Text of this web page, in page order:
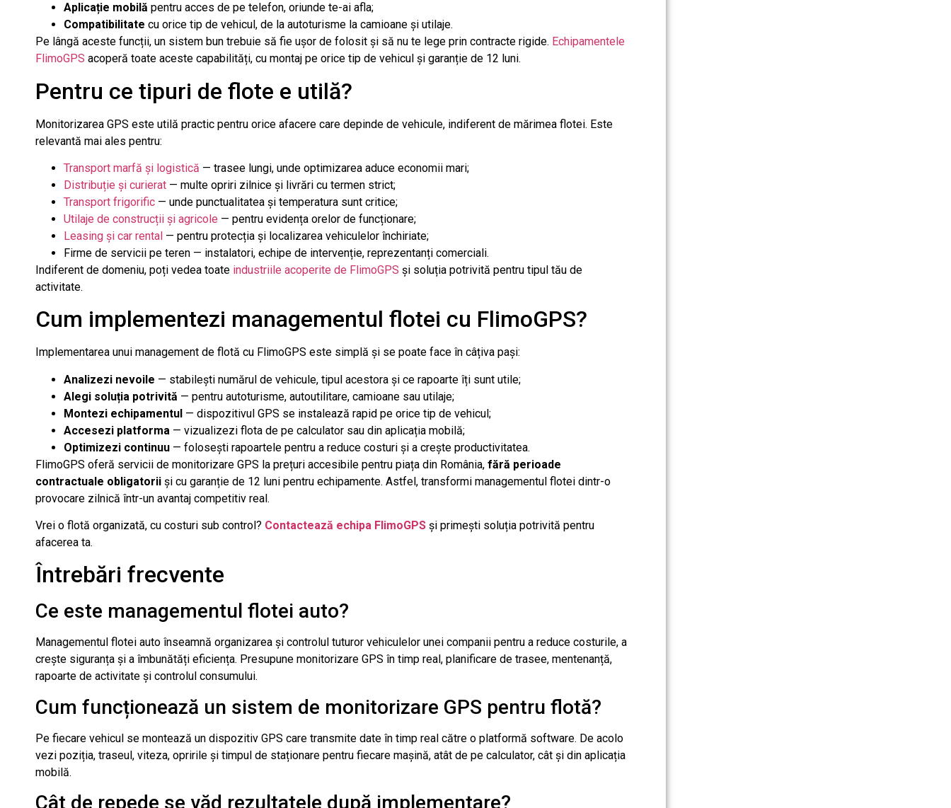
Aplicație mobilă pentru acces de pe telefon, oriunde te-ai afla;
Compatibilitate cu orice tip de vehicul, de la autoturisme la camioane și utilaje.
Pe lângă aceste funcții, un sistem bun trebuie să fie ușor de folosit și să nu te lege prin contracte rigide. Echipamentele
FlimoGPS acoperă toate aceste capabilități, cu montaj pe orice tip de vehicul și garanție de 12 luni.
Pentru ce tipuri de flote e utilă?
Monitorizarea GPS este utilă practic pentru orice afacere care depinde de vehicule, indiferent de mărimea flotei. Este
relevantă mai ales pentru:
Transport marfă și logistică — trasee lungi, unde optimizarea aduce economii mari;
Distribuție și curierat — multe opriri zilnice și livrări cu termen strict;
Transport frigorific — unde punctualitatea și temperatura sunt critice;
Utilaje de construcții și agricole — pentru evidența orelor de funcționare;
Leasing și car rental — pentru protecția și localizarea vehiculelor închiriate;
Firme de servicii pe teren — instalatori, echipe de intervenție, reprezentanți comerciali.
Indiferent de domeniu, poți vedea toate industriile acoperite de FlimoGPS și soluția potrivită pentru tipul tău de
activitate.
Cum implementezi managementul flotei cu FlimoGPS?
Implementarea unui management de flotă cu FlimoGPS este simplă și se poate face în câțiva pași:
Analizezi nevoile — stabilești numărul de vehicule, tipul acestora și ce rapoarte îți sunt utile;
Alegi soluția potrivită — pentru autoturisme, autoutilitare, camioane sau utilaje;
Montezi echipamentul — dispozitivul GPS se instalează rapid pe orice tip de vehicul;
Accesezi platforma — vizualizezi flota de pe calculator sau din aplicația mobilă;
Optimizezi continuu — folosești rapoartele pentru a reduce costuri și a crește productivitatea.
FlimoGPS oferă servicii de monitorizare GPS la prețuri accesibile pentru piața din România, fără perioade
contractuale obligatorii și cu garanție de 12 luni pentru echipamente. Astfel, transformi managementul flotei dintr-o
provocare zilnică într-un avantaj competitiv real.
Vrei o flotă organizată, cu costuri sub control? Contactează echipa FlimoGPS și primești soluția potrivită pentru
afacerea ta.
Întrebări frecvente
Ce este managementul flotei auto?
Managementul flotei auto înseamnă organizarea și controlul tuturor vehiculelor unei companii pentru a reduce costurile, a
crește siguranța și a îmbunătăți eficiența. Presupune monitorizare GPS în timp real, planificare de trasee, mentenanță,
rapoarte de activitate și controlul consumului.
Cum funcționează un sistem de monitorizare GPS pentru flotă?
Pe fiecare vehicul se montează un dispozitiv GPS care transmite date în timp real către o platformă software. De acolo
vezi poziția, traseul, viteza, opririle și timpul de staționare pentru fiecare mașină, atât de pe calculator, cât și din aplicația
mobilă.
Cât de repede se văd rezultatele după implementare?